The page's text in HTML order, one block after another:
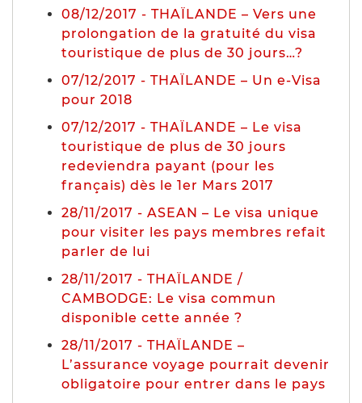
08/12/2017 - THAÏLANDE – Vers une
prolongation de la gratuité du visa
touristique de plus de 30 jours…?
07/12/2017 - THAÏLANDE – Un e-Visa
pour 2018
07/12/2017 - THAÏLANDE – Le visa
touristique de plus de 30 jours
redeviendra payant (pour les
français) dès le 1er Mars 2017
28/11/2017 - ASEAN – Le visa unique
pour visiter les pays membres refait
parler de lui
28/11/2017 - THAÏLANDE /
CAMBODGE: Le visa commun
disponible cette année ?
28/11/2017 - THAÏLANDE –
L’assurance voyage pourrait devenir
obligatoire pour entrer dans le pays